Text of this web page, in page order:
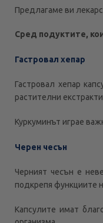
Предлагаме ви
Сред подуктите,
Гастровал хепар
Гастровал хепар
растителни
Куркуминът играе
Черен чесън
Черният чесън е
подкрепя функциите
Капсулите имат